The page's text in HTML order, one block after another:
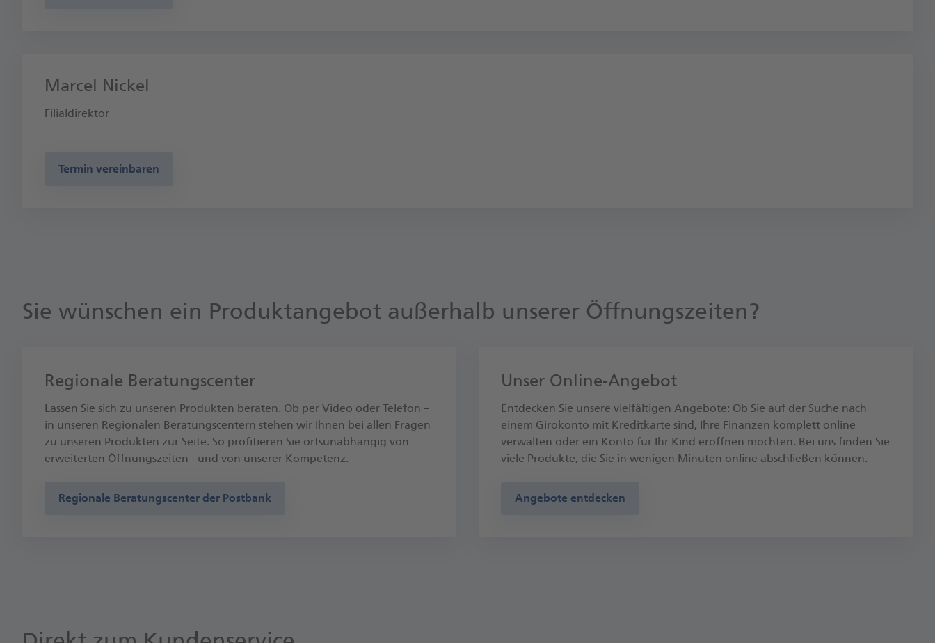
Marcel Nickel
Filialdirektor
Termin vereinbaren
Sie wünschen ein Produktangebot außerhalb unserer Öffnungszeiten?
Regionale Beratungscenter
Lassen Sie sich zu unseren Produkten beraten. Ob per Video oder Telefon –
in unseren Regionalen Beratungscentern stehen wir Ihnen bei allen Fragen
zu unseren Produkten zur Seite. So profitieren Sie ortsunabhängig von
erweiterten Öffnungszeiten - und von unserer Kompetenz.
Regionale Beratungscenter der Postbank
Unser Online-Angebot
Entdecken Sie unsere vielfältigen Angebote: Ob Sie auf der Suche nach
einem Girokonto mit Kreditkarte sind, Ihre Finanzen komplett online
verwalten oder ein Konto für Ihr Kind eröffnen möchten. Bei uns finden Sie
viele Produkte, die Sie in wenigen Minuten online abschließen können.
Angebote entdecken